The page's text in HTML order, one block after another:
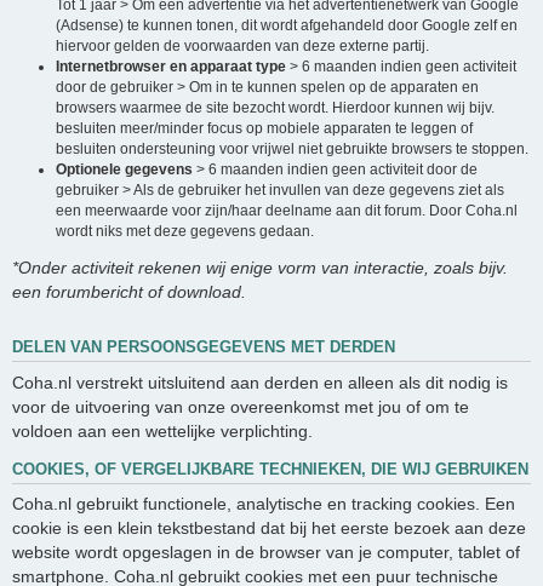
Tot 1 jaar > Om een advertentie via het advertentienetwerk van Google
(Adsense) te kunnen tonen, dit wordt afgehandeld door Google zelf en
hiervoor gelden de voorwaarden van deze externe partij.
Internetbrowser en apparaat type > 6 maanden indien geen activiteit
door de gebruiker > Om in te kunnen spelen op de apparaten en
browsers waarmee de site bezocht wordt. Hierdoor kunnen wij bijv.
besluiten meer/minder focus op mobiele apparaten te leggen of
besluiten ondersteuning voor vrijwel niet gebruikte browsers te stoppen.
Optionele gegevens > 6 maanden indien geen activiteit door de
gebruiker > Als de gebruiker het invullen van deze gegevens ziet als
een meerwaarde voor zijn/haar deelname aan dit forum. Door Coha.nl
wordt niks met deze gegevens gedaan.
*Onder activiteit rekenen wij enige vorm van interactie, zoals bijv.
een forumbericht of download.
DELEN VAN PERSOONSGEGEVENS MET DERDEN
Coha.nl verstrekt uitsluitend aan derden en alleen als dit nodig is
voor de uitvoering van onze overeenkomst met jou of om te
voldoen aan een wettelijke verplichting.
COOKIES, OF VERGELIJKBARE TECHNIEKEN, DIE WIJ GEBRUIKEN
Coha.nl gebruikt functionele, analytische en tracking cookies. Een
cookie is een klein tekstbestand dat bij het eerste bezoek aan deze
website wordt opgeslagen in de browser van je computer, tablet of
smartphone. Coha.nl gebruikt cookies met een puur technische